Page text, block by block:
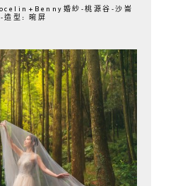
婚紗-桃源谷-沙崙
造型: 晼屏